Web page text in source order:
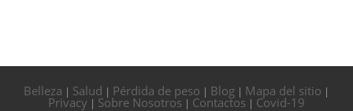
Belleza | Salud | Pérdida de peso | Blog | Mapa del sitio |
Privacy | Sobre Nosotros | Contactos | Covid-19